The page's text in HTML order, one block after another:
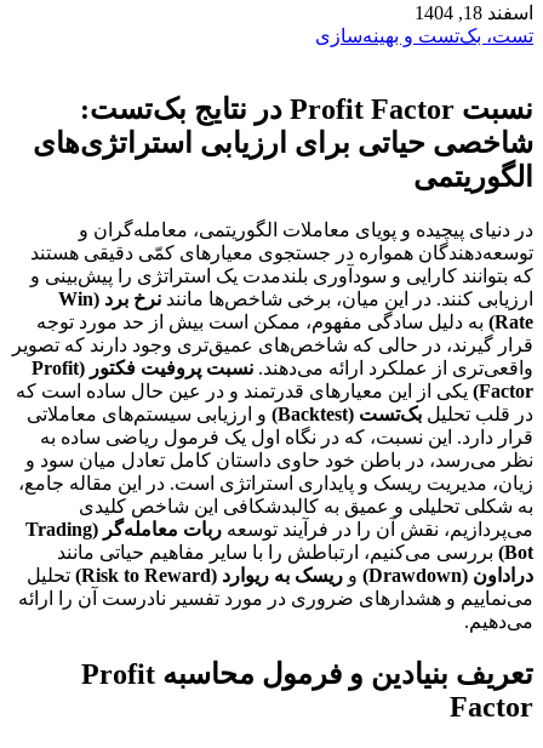
اسفند 18, 1404
تست، بک‌تست و بهینه‌سازی
نسبت Profit Factor در نتایج بک‌تست:
شاخصی حیاتی برای ارزیابی استراتژی‌های
الگوریتمی
در دنیای پیچیده و پویای معاملات الگوریتمی، معامله‌گران و
توسعه‌دهندگان همواره در جستجوی معیارهای کمّی دقیقی هستند
که بتوانند کارایی و سودآوری بلندمدت یک استراتژی را پیش‌بینی و
ارزیابی کنند. در این میان، برخی شاخص‌ها مانند
نرخ برد (Win
Rate) به دلیل سادگی مفهوم، ممکن است بیش از حد مورد توجه
قرار گیرند، در حالی که شاخص‌های عمیق‌تری وجود دارند که تصویر
واقعی‌تری از عملکرد ارائه می‌دهند.
نسبت پروفیت فکتور (Profit
Factor) یکی از این معیارهای قدرتمند و در عین حال ساده است که
در قلب تحلیل بک‌تست (Backtest)
و ارزیابی سیستم‌های معاملاتی
قرار دارد. این نسبت، که در نگاه اول یک فرمول ریاضی ساده به
نظر می‌رسد، در باطن خود حاوی داستان کامل تعادل میان سود و
زیان، مدیریت ریسک و پایداری استراتژی است. در این مقاله جامع،
به شکلی تحلیلی و عمیق به کالبدشکافی این شاخص کلیدی
می‌پردازیم، نقش آن را در فرآیند توسعه
ربات معامله‌گر (Trading
Bot) بررسی می‌کنیم، ارتباطش را با سایر مفاهیم حیاتی مانند
دراداون (Drawdown)
و ریسک به ریوارد (Risk to Reward)
تحلیل
می‌نماییم و هشدارهای ضروری در مورد تفسیر نادرست آن را ارائه
می‌دهیم.
تعریف بنیادین و فرمول محاسبه Profit
Factor